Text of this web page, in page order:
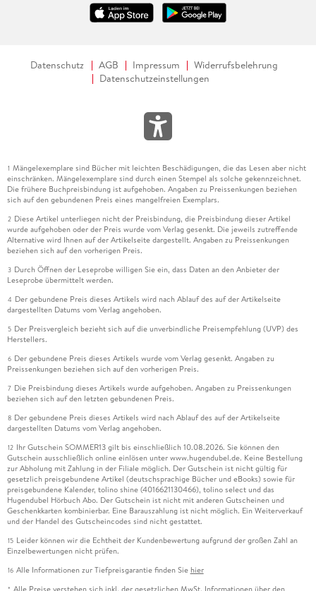
Datenschutz AGB Impressum
Widerrufsbelehrung
Datenschutzeinstellungen
1 Mängelexemplare sind Bücher mit leichten Beschädigungen, die das Lesen aber nicht
einschränken. Mängelexemplare sind durch einen Stempel als solche gekennzeichnet.
Die frühere Buchpreisbindung ist aufgehoben. Angaben zu Preissenkungen beziehen
sich auf den gebundenen Preis eines mangelfreien Exemplars.
2 Diese Artikel unterliegen nicht der Preisbindung, die Preisbindung dieser Artikel
wurde aufgehoben oder der Preis wurde vom Verlag gesenkt. Die jeweils zutreffende
Alternative wird Ihnen auf der Artikelseite dargestellt. Angaben zu Preissenkungen
beziehen sich auf den vorherigen Preis.
3 Durch Öffnen der Leseprobe willigen Sie ein, dass Daten an den Anbieter der
Leseprobe übermittelt werden.
4 Der gebundene Preis dieses Artikels wird nach Ablauf des auf der Artikelseite
dargestellten Datums vom Verlag angehoben.
5 Der Preisvergleich bezieht sich auf die unverbindliche Preisempfehlung (UVP) des
Herstellers.
6 Der gebundene Preis dieses Artikels wurde vom Verlag gesenkt. Angaben zu
Preissenkungen beziehen sich auf den vorherigen Preis.
7 Die Preisbindung dieses Artikels wurde aufgehoben. Angaben zu Preissenkungen
beziehen sich auf den letzten gebundenen Preis.
8 Der gebundene Preis dieses Artikels wird nach Ablauf des auf der Artikelseite
dargestellten Datums vom Verlag angehoben.
12 Ihr Gutschein SOMMER13 gilt bis einschließlich 10.08.2026. Sie können den
Gutschein ausschließlich online einlösen unter www.hugendubel.de. Keine Bestellung
zur Abholung mit Zahlung in der Filiale möglich. Der Gutschein ist nicht gültig für
gesetzlich preisgebundene Artikel (deutschsprachige Bücher und eBooks) sowie für
preisgebundene Kalender, tolino shine (4016621130466), tolino select und das
Hugendubel Hörbuch Abo. Der Gutschein ist nicht mit anderen Gutscheinen und
Geschenkkarten kombinierbar. Eine Barauszahlung ist nicht möglich. Ein Weiterverkauf
und der Handel des Gutscheincodes sind nicht gestattet.
15 Leider können wir die Echtheit der Kundenbewertung aufgrund der großen Zahl an
Einzelbewertungen nicht prüfen.
16 Alle Informationen zur Tiefpreisgarantie finden Sie hier